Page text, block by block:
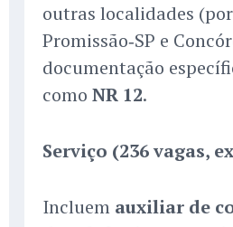
outras localidades
Promissão‑SP e
documentação
como NR 12.
Serviço (236 vagas,
Incluem auxiliar de